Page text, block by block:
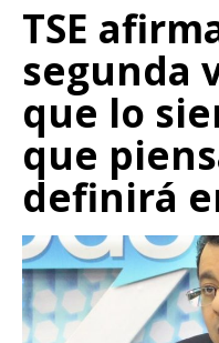
TSE
segunda
que lo
que
definirá